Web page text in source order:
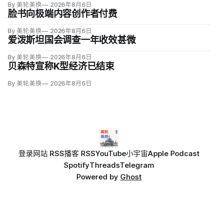
By 美轮美换 2026年8月6日
脸书向极端内容创作者付费
By 美轮美换 2026年8月6日
爱泼斯坦国会调查一年收效甚微
By 美轮美换 2026年8月6日
贝森特宣称K型经济已结束
By 美轮美换 2026年8月6日
登录网站 RSS播客 RSSYouTube小宇宙Apple Podcast
SpotifyThreadsTelegram
Powered by Ghost